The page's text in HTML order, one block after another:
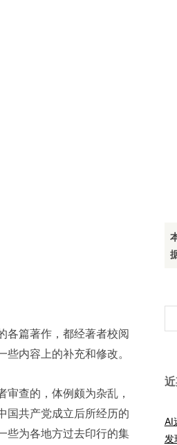
各篇著作，都经著者校阅
内容上的补充和修改。
查的，体例颇为杂乱，
国共产党成立后所经历的
些为各地方过去印行的集
索
AI
发